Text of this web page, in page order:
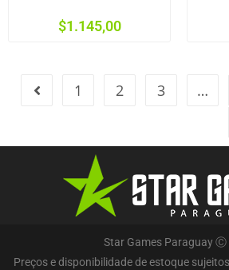
$1.145,00
1 2 3 …
Star Games Paraguay Ⓒ
Preços e disponibilidade de estoque